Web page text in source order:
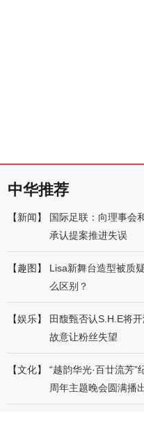
中华推荐
【新闻】
国际足联：向理事会
承认提案推进失误
【趣图 】
Lisa新舞台造型被质
么区别？
【娱乐】
田馥甄否认S.H.E将
故意让粉丝失望
【文化】
“越韵华光·百廿流芳”
周年主题晚会圆满播